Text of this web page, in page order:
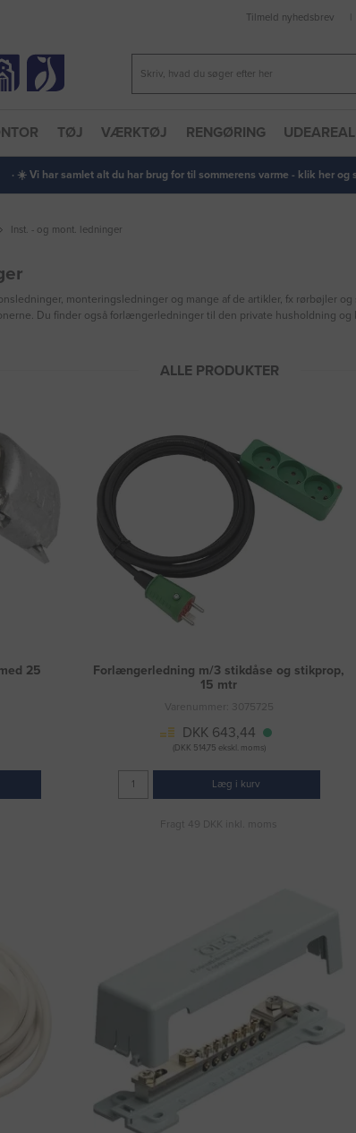
Tilmeld nyhedsbrev
TØJ VÆRKTØJ RENGØRING
· ☀️ Vi har samlet alt du har brug for til sommerens varme - klik her og
Inst. - og mont. ledninger
monteringsledninger og mange af de artikler, fx rørbøjler
Du finder også forlængerledninger til den private husholdning
ALLE PRODUKTER
25
Forlængerledning m/3 stikdåse og stikprop,
15 mtr
Varenummer: 3075725
DKK 643,44
(DKK 514,75 ekskl. moms)
Læg i kurv
Fragt 49 DKK inkl. moms